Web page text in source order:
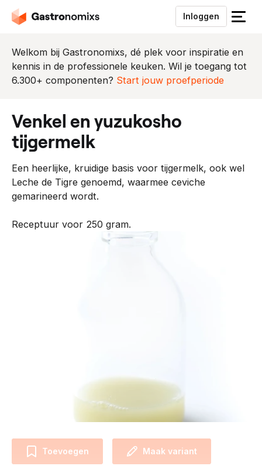
Inloggen
S
u
i
Welkom bij Gastronomixs, dé plek voor inspiratie en
kennis in de professionele keuken. Wil je toegang tot
6.300+ componenten? Start jouw proefperiode
venkel en yuzukosho
tijgermelk
Een heerlijke, kruidige basis voor tijgermelk, ook wel
Leche de Tigre genoemd, waarmee ceviche
gemarineerd wordt.
Receptuur voor 250 gram.
Toevoegen Maak variant